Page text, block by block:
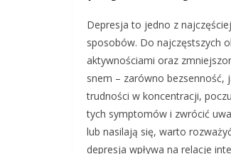
Depresja to jedno z
sposobów. Do najczęstszych
aktywnościami oraz
snem – zarówno bezsenność,
trudności w koncentracji,
tych symptomów i zwrócić
lub nasilają się, warto
depresja wpływa na relacje